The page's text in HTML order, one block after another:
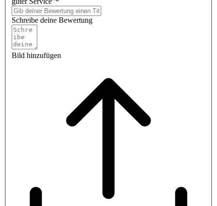
Schreibe deine Bewertung
Bild hinzufügen